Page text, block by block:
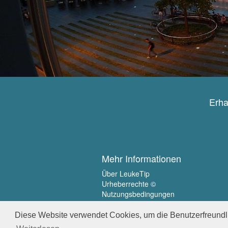
Diese Website verwendet Cookies, um die
Mehr Informationen
Über LeukeTip
Urheberrechte ©
Nutzungsbedingungen
Privatsphäre